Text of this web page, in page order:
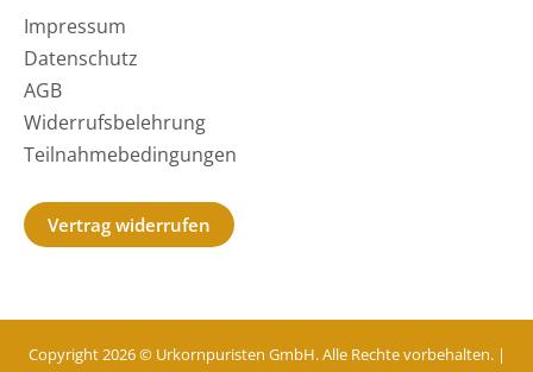
Impressum
Datenschutz
AGB
Widerrufsbelehrung
Teilnahmebedingungen
Vertrag widerrufen
Copyright 2026 © Urkornpuristen GmbH. Alle Rechte vorbehalten. |